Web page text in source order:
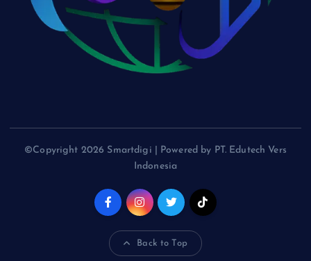
©Copyright 2026 Smartdigi | Powered by PT. Edutech Vers
Indonesia
Back to Top